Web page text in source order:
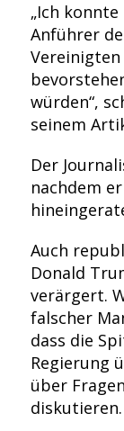
„Ich
Anführer
würden“,
seinem
Der
nachdem
Auch
Donald
verärgert.
falscher
dass die
Regierung
über
diskutieren.